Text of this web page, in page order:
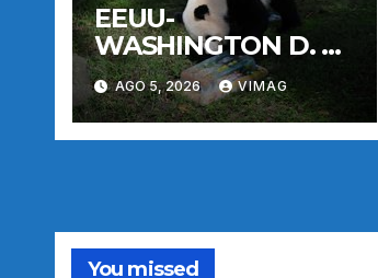
EEUU-
WASHINGTON D. C.-
PANDA GIGANTE
BAO LI-
CUMPLEAÑOS
AGO 5, 2026 VIMAG
You missed